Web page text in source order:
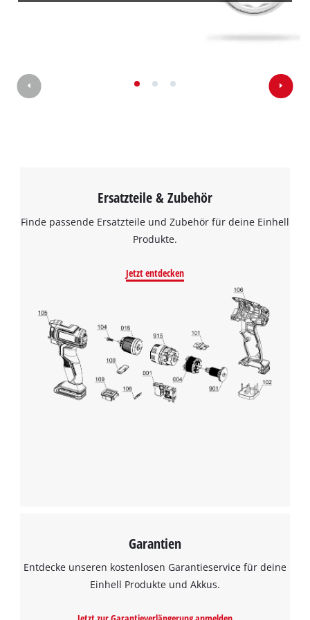
Powered byUsercentrics Consent
Ersatzteile & Zubehör
Finde passende Ersatzteile und Zubehör für deine Einhell
Produkte.
Jetzt entdecken
Garantien
Entdecke unseren kostenlosen Garantieservice für deine
Einhell Produkte und Akkus.